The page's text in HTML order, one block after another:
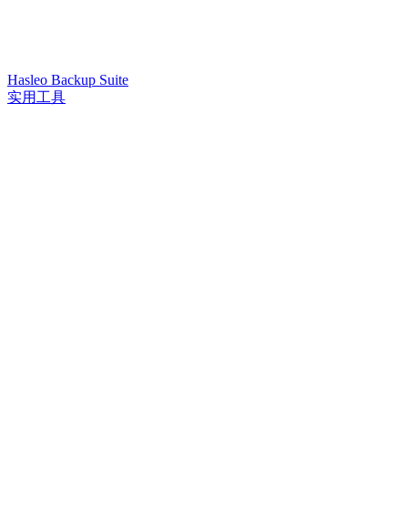
Hasleo Backup Suite
实用工具